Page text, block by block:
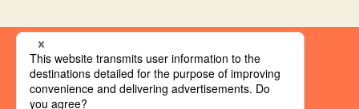
集英社 オレンジ文庫とは
創刊にあたって